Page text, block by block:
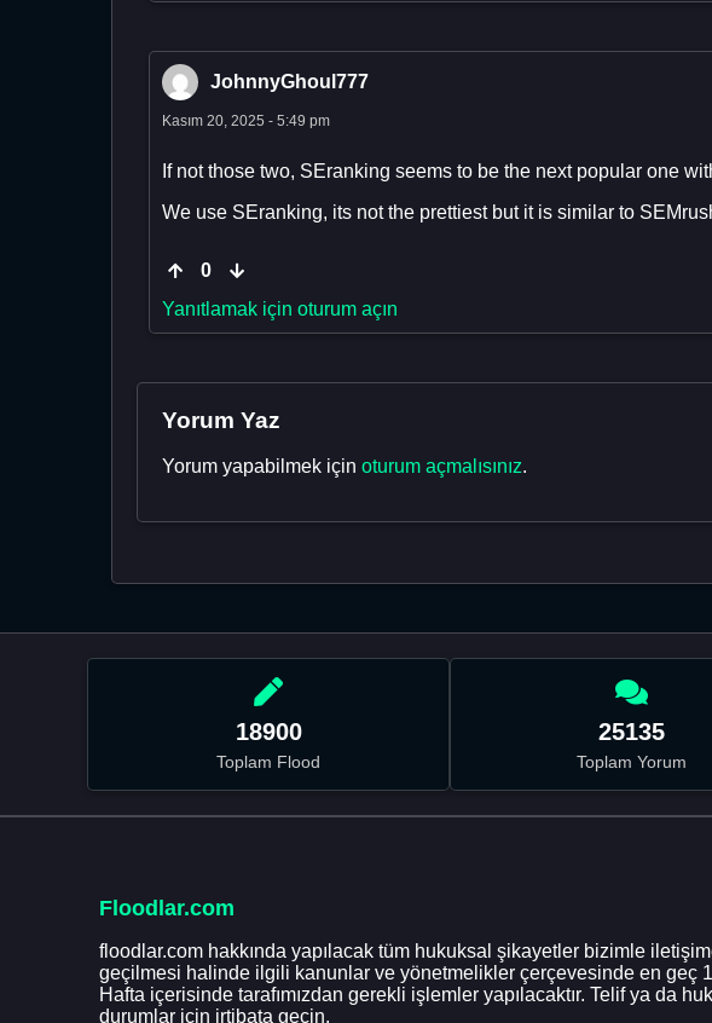
JohnnyGhoul777
Kasım 20, 2025 - 5:49 pm
If not those two, SEranking seems to be the next popular one
We use SEranking, its not the prettiest but it is similar to
0
Yanıtlamak için oturum açın
Yorum Yaz
Yorum yapabilmek için oturum açmalısınız.
18900
Toplam Flood
25135
Toplam Yorum
Floodlar.com
floodlar.com hakkında yapılacak tüm hukuksal şikayetler bizimle
geçilmesi halinde ilgili kanunlar ve yönetmelikler çerçevesinde en geç
Hafta içerisinde tarafımızdan gerekli işlemler yapılacaktır. Telif ya da
durumlar için irtibata geçin.